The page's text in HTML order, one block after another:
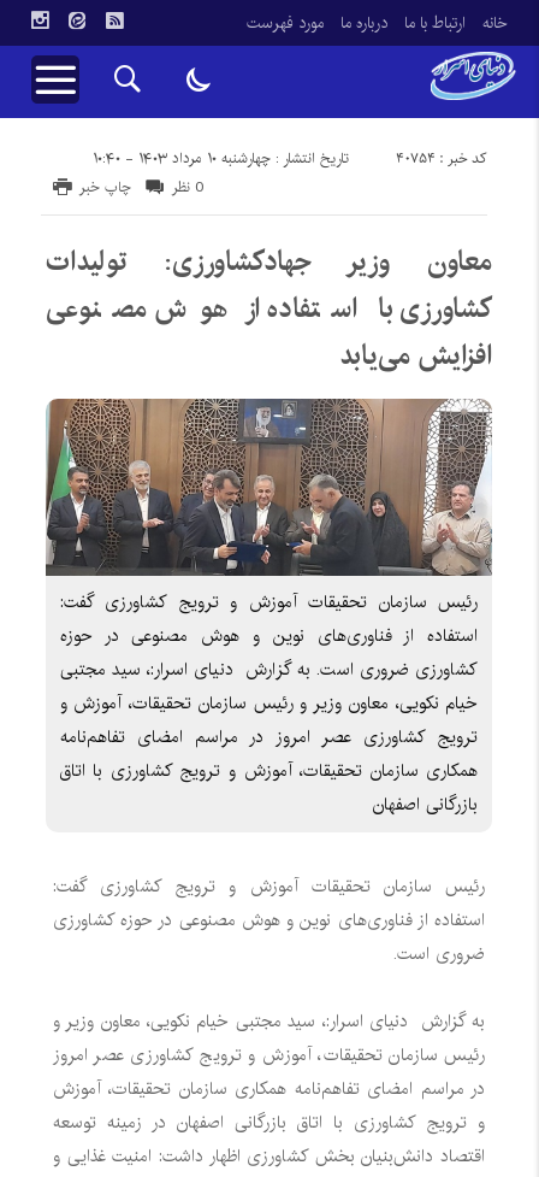
خانه ارتباط با ما درباره ما مورد فهرست
تاریخ انتشار : چهارشنبه ۱۰ مرداد ۱۴۰۳ - ۱۰:۴۰ کد خبر : 40754
چاپ خبر 0 نظر
معاون وزیر جهادکشاورزی: تولیدات
کشاورزی با استفاده از هوش مصنوعی
افزایش می‌یابد
رئیس سازمان تحقیقات آموزش و ترویج کشاورزی گفت:
استفاده از فناوری‌های نوین و هوش مصنوعی در حوزه
کشاورزی ضروری است. به گزارش دنیای اسرار:، سید مجتبی
خیام نکویی، معاون وزیر و رئیس سازمان تحقیقات، آموزش و
ترویج کشاورزی عصر امروز در مراسم امضای تفاهم‌نامه
همکاری سازمان تحقیقات، آموزش و ترویج کشاورزی با اتاق
بازرگانی اصفهان
رئیس سازمان تحقیقات آموزش و ترویج کشاورزی گفت:
استفاده از فناوری‌های نوین و هوش مصنوعی در حوزه کشاورزی
ضروری است.
به گزارش دنیای اسرار:، سید مجتبی خیام نکویی، معاون وزیر و
رئیس سازمان تحقیقات، آموزش و ترویج کشاورزی عصر امروز
در مراسم امضای تفاهم‌نامه همکاری سازمان تحقیقات، آموزش
و ترویج کشاورزی با اتاق بازرگانی اصفهان در زمینه توسعه
اقتصاد دانش‌بنیان بخش کشاورزی اظهار داشت: امنیت غذایی و